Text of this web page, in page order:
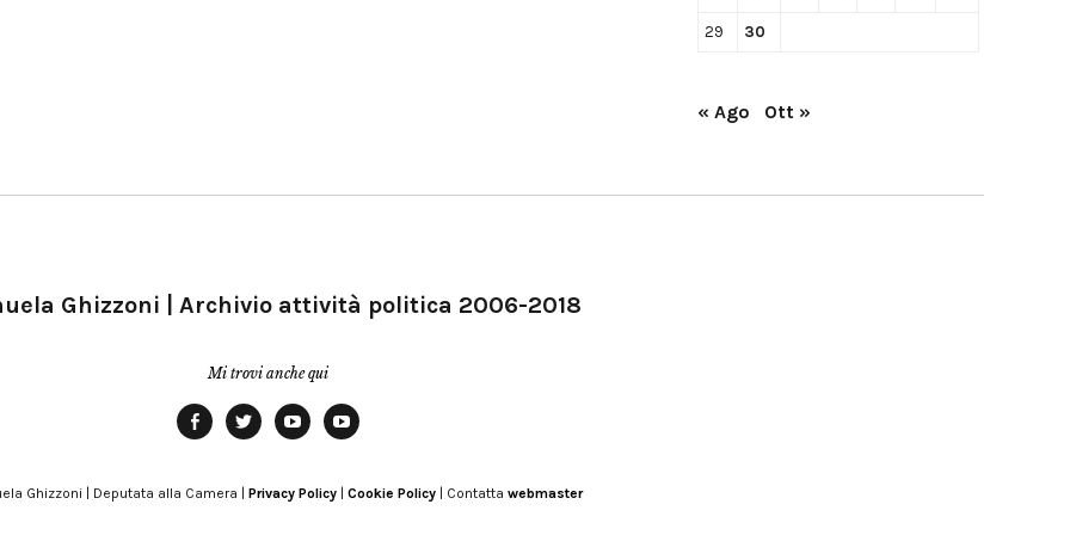
29 30
« Ago Ott »
Ghizzoni | Archivio attività politica 2006-2018
Mi trovi anche qui
Modena
Ghizzoni | Deputata alla Camera | Privacy Policy Cookie Policy | Contatta webmaster